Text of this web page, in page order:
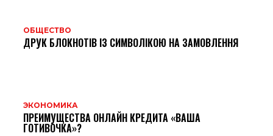
ОБЩЕСТВО
ДРУК БЛОКНОТІВ ІЗ СИМВОЛІКОЮ НА ЗАМОВЛЕННЯ
ЭКОНОМИКА
ПРЕИМУЩЕСТВА ОНЛАЙН КРЕДИТА «ВАША
ГОТИВОЧКА»?